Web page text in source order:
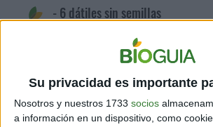
Su privacidad es importante
Nosotros y nuestros 1733 socios
a información en un dispositivo, como
- 6 dátiles sin semillas
- 1 taza de cacao en polvo